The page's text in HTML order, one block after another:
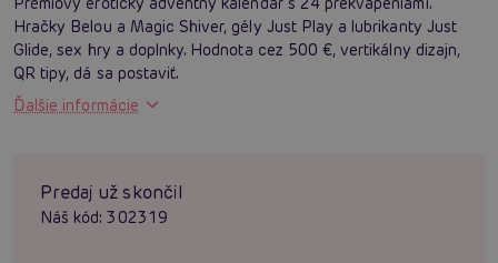
Hračky Belou a Magic Shiver, gély Just Play a lubrikanty Just
Glide, sex hry a doplnky. Hodnota cez 500 €, vertikálny dizajn,
QR tipy, dá sa postaviť.
Ďalšie informácie
Predaj už skončil
Náš kód: 302319